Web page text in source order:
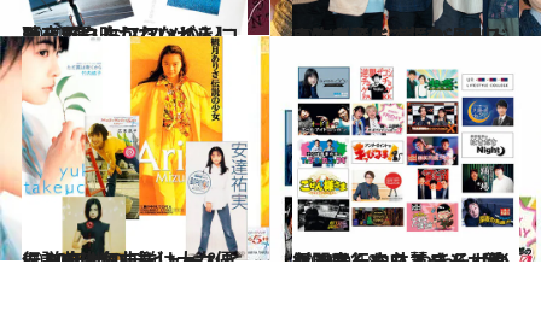
2021.9.3
【夜風に吹かれながら】 チルアウトしたいときに聴きたい おススメのレコード5選
カルチャー 2021.1.2
いつも心に“嵐”を。ロスよ吹き飛べ メンバー別ドラマガイドで振り返る
カルチャー
2020.10.10
伝説の少女たちは大女優に 90年代のデビュー＆ヒット曲は名曲揃い
カルチャー 2021.9.18
パンサー向井慧さん・佐久間宣行さん やきそばかおるさんおススメ！ 【楽しみにしているラジオ番組20】
カルチャー